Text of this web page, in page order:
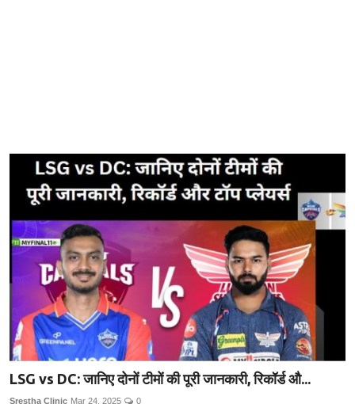
LSG vs DC: जानिए दोनों टीमों की पूरी जानकारी, रिकॉर्ड औ...
Srestha Clinic Mar 24, 2025 0